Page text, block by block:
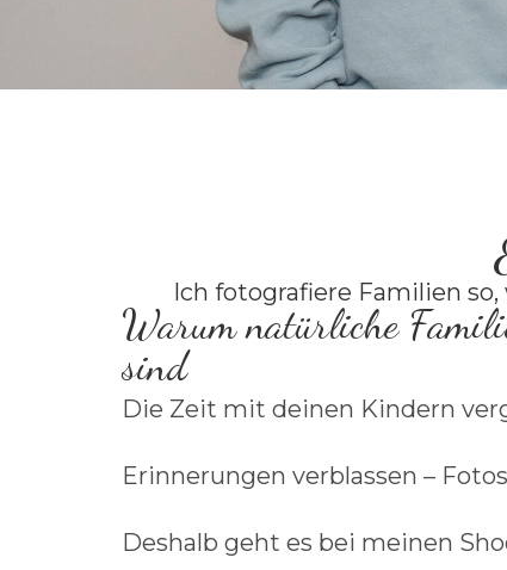
Ich fotografiere Familien
Warum natürliche
sind
Die Zeit mit deinen Kindern
Erinnerungen verblassen –
Deshalb geht es bei meinen